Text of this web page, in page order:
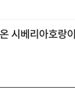
시베리아호랑